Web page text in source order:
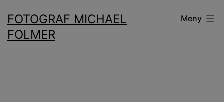
till
innehåll
FOTOGRAF MICHAEL
FOLMER
Meny